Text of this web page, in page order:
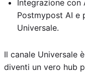
Integrazione
Postmypost AI e
Universale.
Il canale Universale
diventi un vero hub